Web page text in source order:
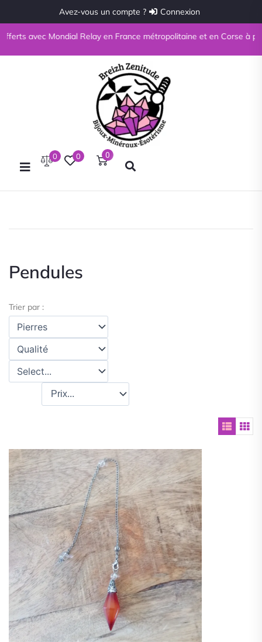
Avez-vous un compte ? Connexion
Mondial Relay en France métropolitaine et en Corse à partir de
0 0 0
Pendules
Trier par :